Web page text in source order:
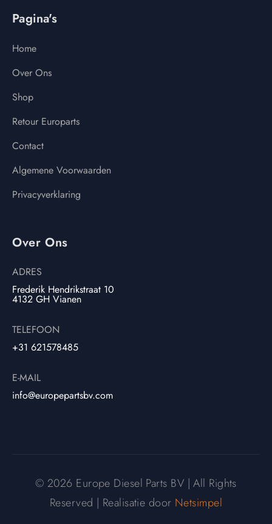
Pagina's
Home
Over Ons
Shop
Retour Europarts
Contact
Algemene Voorwaarden
Privacyverklaring
Over Ons
ADRES
Frederik Hendrikstraat 10
4132 GH Vianen
TELEFOON
+31 621578485
E-MAIL
info@europepartsbv.com
© 2026 Europe Diesel Parts BV | All Rights
Reserved | Realisatie door Netsimpel